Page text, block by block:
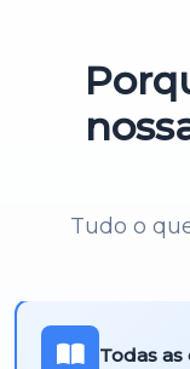
Tudo o
Todas as